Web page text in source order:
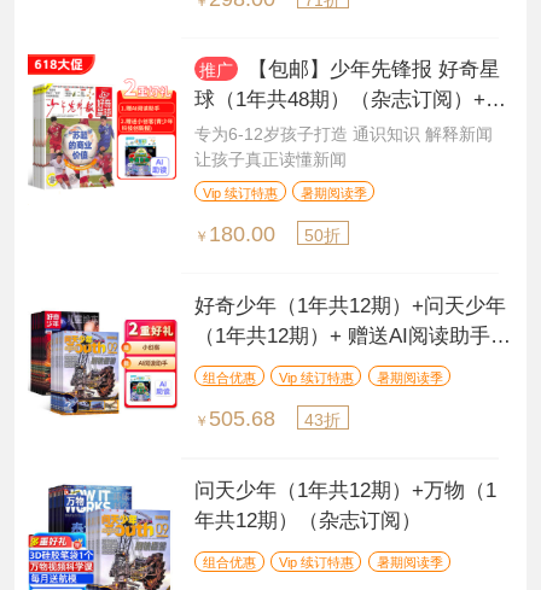
推广
【包邮】少年先锋报 好奇星
球（1年共48期）（杂志订阅）+赠
送AI阅读助手
专为6-12岁孩子打造 通识知识 解释新闻
让孩子真正读懂新闻
Vip 续订特惠 暑期阅读季
￥ 180.00 50折
好奇少年（1年共12期）+问天少年
（1年共12期）+ 赠送AI阅读助手
（杂志订阅）
组合优惠 Vip 续订特惠 暑期阅读季
￥ 505.68 43折
问天少年（1年共12期）+万物（1
年共12期）（杂志订阅）
组合优惠 Vip 续订特惠 暑期阅读季